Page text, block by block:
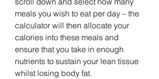
meals you wish to eat per day – the
calculator will then allocate your
calories into these meals and
ensure that you take in enough
nutrients to sustain your lean tissue
whilst losing body fat.